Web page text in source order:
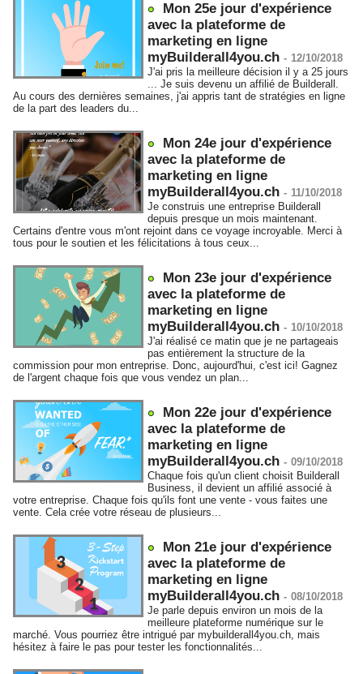
Mon 25e jour d'expérience
avec la plateforme de
marketing en ligne
myBuilderall4you.ch - 12/10/2018
J'ai pris la meilleure décision il y a 25 jours
... Je suis devenu un affilié de Builderall.
Au cours des dernières semaines, j'ai appris tant de stratégies en ligne
de la part des leaders du...
Mon 24e jour d'expérience
avec la plateforme de
marketing en ligne
myBuilderall4you.ch - 11/10/2018
Je construis une entreprise Builderall
depuis presque un mois maintenant.
Certains d'entre vous m'ont rejoint dans ce voyage incroyable. Merci à
tous pour le soutien et les félicitations à tous ceux...
Mon 23e jour d'expérience
avec la plateforme de
marketing en ligne
myBuilderall4you.ch - 10/10/2018
J'ai réalisé ce matin que je ne partageais
pas entièrement la structure de la
commission pour mon entreprise. Donc, aujourd'hui, c'est ici! Gagnez
de l'argent chaque fois que vous vendez un plan...
Mon 22e jour d'expérience
avec la plateforme de
marketing en ligne
myBuilderall4you.ch - 09/10/2018
Chaque fois qu'un client choisit Builderall
Business, il devient un affilié associé à
votre entreprise. Chaque fois qu'ils font une vente - vous faites une
vente. Cela crée votre réseau de plusieurs...
Mon 21e jour d'expérience
avec la plateforme de
marketing en ligne
myBuilderall4you.ch - 08/10/2018
Je parle depuis environ un mois de la
meilleure plateforme numérique sur le
marché. Vous pourriez être intrigué par mybuilderall4you.ch, mais
hésitez à faire le pas pour tester les fonctionnalités...